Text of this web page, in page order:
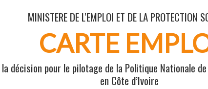
MINISTERE DE L'EMPLOI ET DE LA PROTECTION
CARTE
la décision pour le pilotage de la Politique Nationale
en Côte d’Ivoire